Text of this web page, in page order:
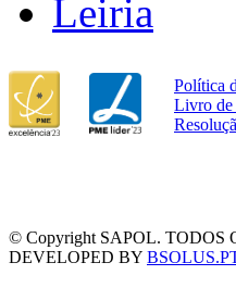
Leiria
Política
Livro de
© Copyright SAPOL. TODOS
DEVELOPED BY